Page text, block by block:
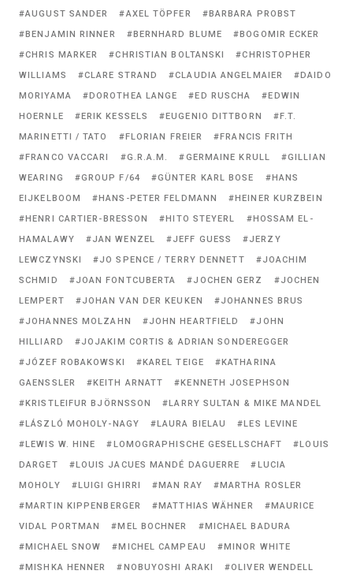
AUGUST SANDER
AXEL TÖPFER
BARBARA PROBST
BENJAMIN RINNER
BERNHARD BLUME
BOGOMIR ECKER
CHRIS MARKER
CHRISTIAN BOLTANSKI
CHRISTOPHER
WILLIAMS
CLARE STRAND CLAUDIA ANGELMAIER
DAIDO
MORIYAMA
DOROTHEA LANGE ED RUSCHA
EDWIN
HOERNLE
ERIK KESSELS EUGENIO DITTBORN
F.T.
MARINETTI / TATO
FLORIAN FREIER
FRANCIS FRITH
FRANCO VACCARI
G.R.A.M. GERMAINE KRULL
GILLIAN
WEARING
GROUP F/64 GÜNTER KARL BOSE
HANS
EIJKELBOOM
HANS-PETER FELDMANN
HEINER KURZBEIN
HENRI CARTIER-BRESSON
HITO STEYERL
HOSSAM EL-
HAMALAWY
JAN WENZEL JEFF GUESS
JERZY
LEWCZYNSKI
JO SPENCE / TERRY DENNETT
JOACHIM
SCHMID
JOAN FONTCUBERTA JOCHEN GERZ
JOCHEN
LEMPERT
JOHAN VAN DER KEUKEN
JOHANNES BRUS
JOHANNES MOLZAHN
JOHN HEARTFIELD
JOHN
HILLIARD
JOJAKIM CORTIS & ADRIAN SONDEREGGER
JÓZEF ROBAKOWSKI
KAREL TEIGE
KATHARINA
GAENSSLER
KEITH ARNATT
KENNETH JOSEPHSON
KRISTLEIFUR BJÖRNSSON
LARRY SULTAN & MIKE MANDEL
LÁSZLÓ MOHOLY-NAGY
LAURA BIELAU
LES LEVINE
LEWIS W. HINE
LOMOGRAPHISCHE GESELLSCHAFT
LOUIS
DARGET
LOUIS JACUES MANDÉ DAGUERRE
LUCIA
MOHOLY
LUIGI GHIRRI MAN RAY
MARTHA ROSLER
MARTIN KIPPENBERGER
MATTHIAS WÄHNER
MAURICE
VIDAL PORTMAN
MEL BOCHNER
MICHAEL BADURA
MICHAEL SNOW
MICHEL CAMPEAU
MINOR WHITE
MISHKA HENNER
NOBUYOSHI ARAKI
OLIVER WENDELL